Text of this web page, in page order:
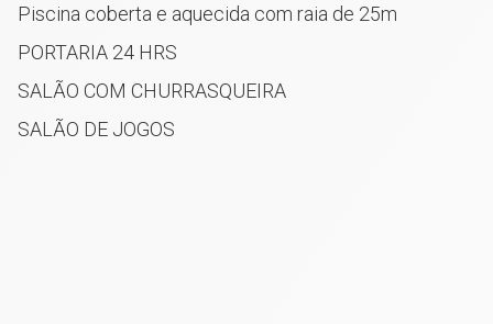
Piscina coberta e aquecida com raia de 25m
PORTARIA 24 HRS
SALÃO COM CHURRASQUEIRA
SALÃO DE JOGOS